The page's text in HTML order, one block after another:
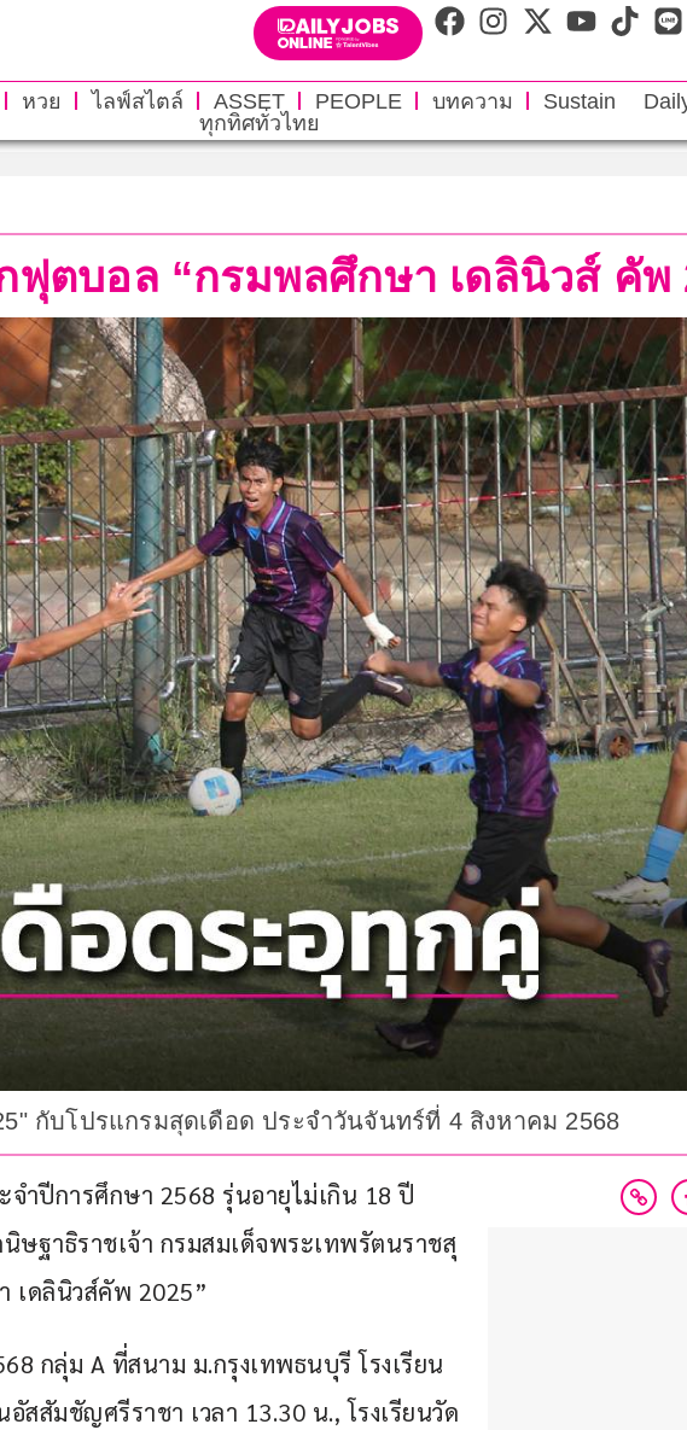
หวย ไลฟ์สไตล์ ASSET PEOPLE บทความ Sustain
ทุกทิศทั่วไทย
ฟุตบอล “กรมพลศึกษา เดลินิวส์ คัพ
กับโปรแกรมสุดเดือด ประจำวันจันทร์ที่ 4 สิงหาคม 2568
ำปีการศึกษา 2568 รุ่นอายุไม่เกิน 18 ปี
ษฐาธิราชเจ้า กรมสมเด็จพระเทพรัตนราชสุ
เดลินิวส์คัพ 2025”
กลุ่ม A ที่สนาม ม.กรุงเทพธนบุรี โรงเรียน
สัมชัญศรีราชา เวลา 13.30 น., โรงเรียนวัด